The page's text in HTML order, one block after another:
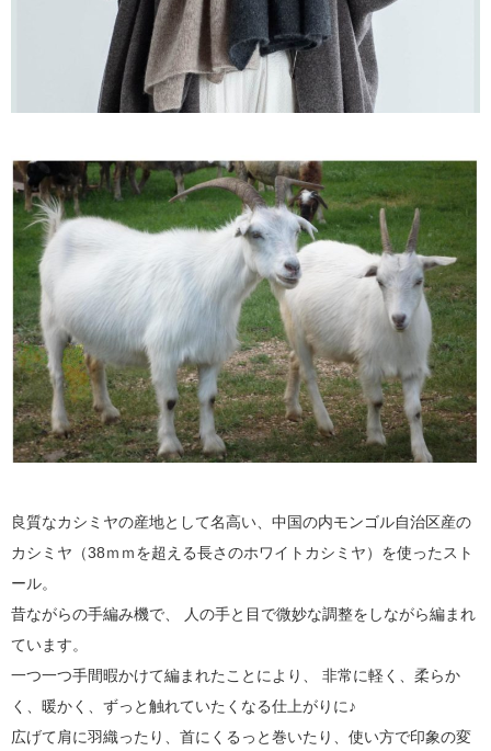
良質なカシミヤの産地として名高い、中国の内モンゴル自治区産の
カシミヤ（38ｍｍを超える長さのホワイトカシミヤ）を使ったスト
ール。
昔ながらの手編み機で、 人の手と目で微妙な調整をしながら編まれ
ています。
一つ一つ手間暇かけて編まれたことにより、 非常に軽く、柔らか
く、暖かく、ずっと触れていたくなる仕上がりに♪
広げて肩に羽織ったり、首にくるっと巻いたり、使い方で印象の変